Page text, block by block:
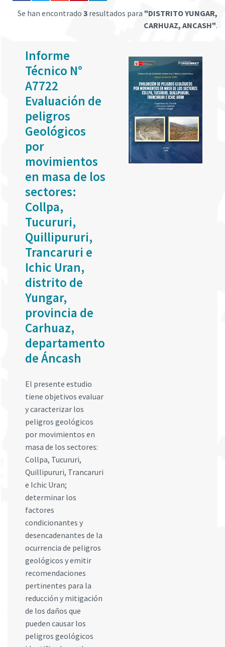
Se han encontrado 3 resultados para "DISTRITO YUNGAR,
CARHUAZ, ANCASH".
Informe
Técnico N°
A7722
Evaluación de
peligros
Geológicos
por
movimientos
en masa de los
sectores:
Collpa,
Tucururi,
Quillipururi,
Trancaruri e
Ichic Uran,
distrito de
Yungar,
provincia de
Carhuaz,
departamento
de Áncash
El presente estudio
tiene objetivos evaluar
y caracterizar los
peligros geológicos
por movimientos en
masa de los sectores:
Collpa, Tucururi,
Quillipururi, Trancaruri
e Ichic Uran;
determinar los
factores
condicionantes y
desencadenantes de la
ocurrencia de peligros
geológicos y emitir
recomendaciones
pertinentes para la
reducción y mitigación
de los daños que
pueden causar los
peligros geológicos